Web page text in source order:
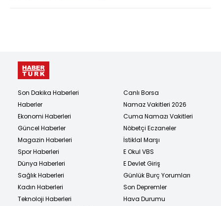
Son Dakika Haberleri
Haberler
Ekonomi Haberleri
Güncel Haberler
Magazin Haberleri
Spor Haberleri
Dünya Haberleri
Sağlık Haberleri
Kadın Haberleri
Teknoloji Haberleri
Canlı Borsa
Namaz Vakitleri 2026
Cuma Namazı Vakitleri
Nöbetçi Eczaneler
İstiklal Marşı
E Okul VBS
E Devlet Giriş
Günlük Burç Yorumları
Son Depremler
Hava Durumu